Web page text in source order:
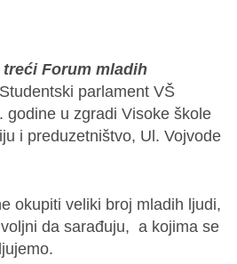
treći Forum mladih
parlament VŠ
. godine u zgradi Visoke škole
i preduzetništvo, Ul. Vojvode
okupiti veliki broj mladih ljudi,
da sarađuju, a kojima se